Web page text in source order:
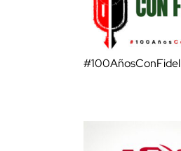
#100AñosConFidel